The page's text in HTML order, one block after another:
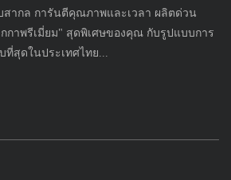
สากล การันตีคุณภาพและเวลา ผลิตด่วน
กาพรีเมี่ยม" สุดพิเศษของคุณ กับรูปแบบการ
สุดในประเทศไทย...